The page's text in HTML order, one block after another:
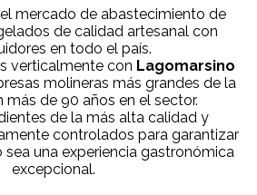
mercado de abastecimiento de
de calidad artesanal con
en todo el país.
verticalmente con Lagomarsino
molineras más grandes de la
más de 90 años en el sector.
de la más alta calidad y
controlados para garantizar
una experiencia gastronómica
excepcional.